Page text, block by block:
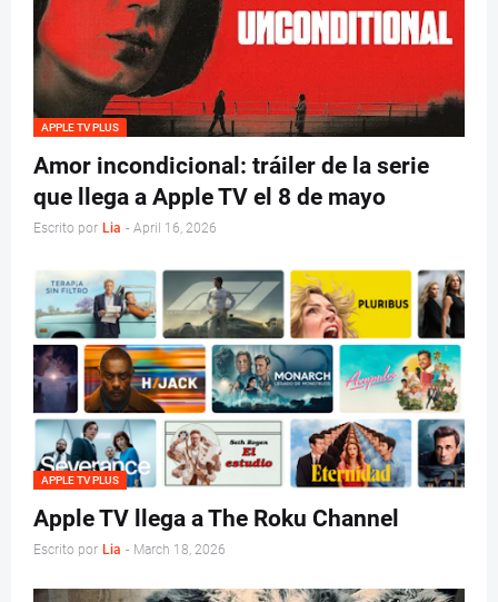
APPLE TV PLUS
Amor incondicional: tráiler de la serie
que llega a Apple TV el 8 de mayo
Escrito por Lia - April 16, 2026
APPLE TV PLUS
Apple TV llega a The Roku Channel
Escrito por Lia - March 18, 2026